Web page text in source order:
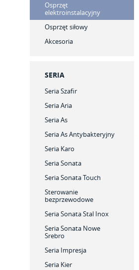
Osprzęt
elektroinstalacyjny
Osprzęt siłowy
Akcesoria
SERIA
Seria Szafir
Seria Aria
Seria As
Seria As Antybakteryjny
Seria Karo
Seria Sonata
Seria Sonata Touch
Sterowanie
bezprzewodowe
Seria Sonata Stal Inox
Seria Sonata Nowe
Srebro
Seria Impresja
Seria Kier